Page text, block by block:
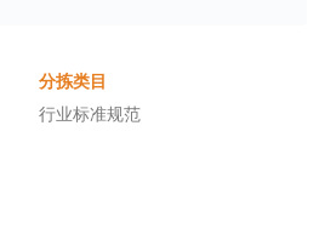
分拣类目
行业标准规范